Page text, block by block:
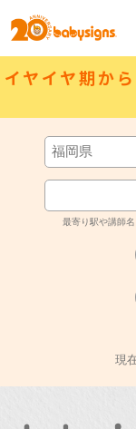
イヤイヤ期か
最寄り駅や講師
現